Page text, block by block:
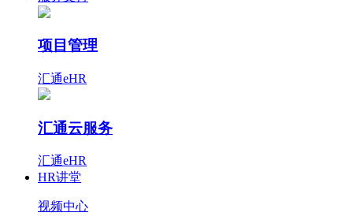
项目管理
汇通eHR
汇通云服务
汇通eHR
HR讲堂
视频中心